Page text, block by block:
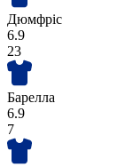
Дюмфріс
6.9
23
Барелла
6.9
7